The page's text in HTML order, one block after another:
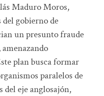
Maduro Moros,
gobierno de
un presunto fraude
plan busca formar
paralelos de
del eje anglosajón,